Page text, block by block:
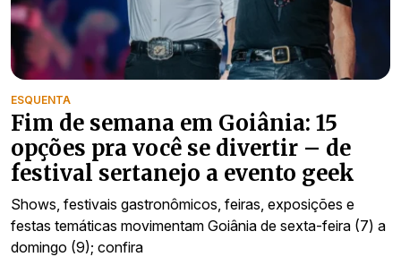
ESQUENTA
Fim de semana em Goiânia: 15
opções pra você se divertir – de
festival sertanejo a evento geek
Shows, festivais gastronômicos, feiras, exposições e
festas temáticas movimentam Goiânia de sexta-feira (7) a
domingo (9); confira